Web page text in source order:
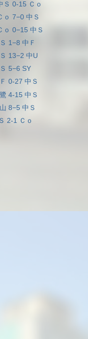
Ｓ 0-15 Ｃｏ
ｏ 7−0 中Ｓ
ｏ 0−15 中Ｓ
1−8 中Ｆ
13−2 中U
5−6 SY
0-27 中Ｓ
4-15 中Ｓ
8−5 中Ｓ
2-1 Ｃｏ